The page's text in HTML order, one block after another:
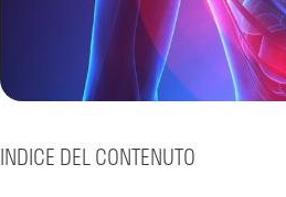
INDICE DEL CONTENUTO